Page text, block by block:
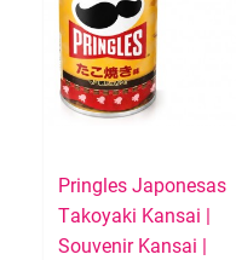
Pringles Japonesas
Takoyaki Kansai |
Souvenir Kansai |